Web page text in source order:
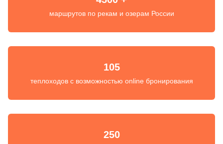
маршрутов по рекам и озерам России
105
теплоходов с возможностью online бронирования
250